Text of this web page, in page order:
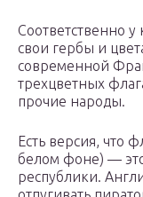
Соответственно
свои гербы и
современной
трехцветных
прочие народы.
Есть версия, что
белом фоне) —
республики.